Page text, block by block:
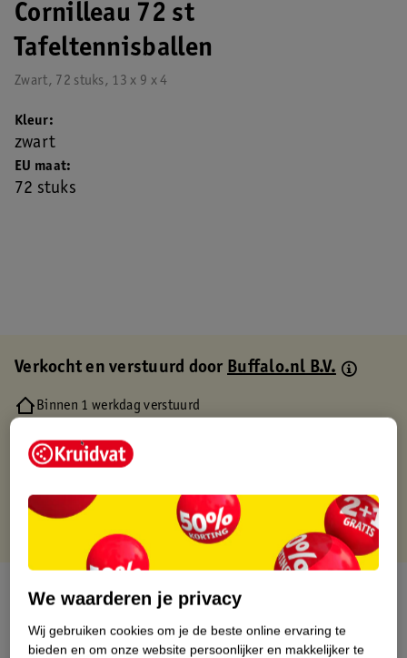
Cornilleau 72 st
Tafeltennisballen
Zwart, 72 stuks, 13 x 9 x 4
EU maat
72 stuks
Kleur
zwart
Verkocht en verstuurd doorBuffalo.nl B.V.
Binnen 1 werkdag verstuurd
Gratis retourneren via verkooppartner.
Gratis punten met je Kruidvat kaart
Over dit product
Productinformatie
We waarderen je privacy
Wij gebruiken cookies om je de beste online ervaring te
bieden en om onze website persoonlijker en makkelijker te